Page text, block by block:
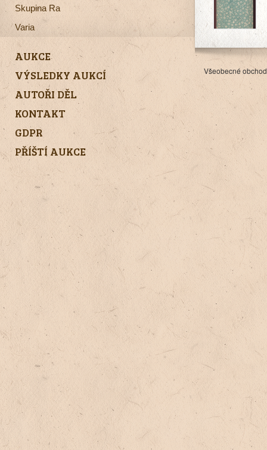
Skupina Ra
Varia
AUKCE
VÝSLEDKY AUKCÍ
AUTOŘI DĚL
KONTAKT
GDPR
PŘÍŠTÍ AUKCE
Všeobecné